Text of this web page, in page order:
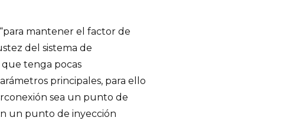
mantener el factor de
del sistema de
que tenga pocas
principales, para ello
sea un punto de
un punto de inyección